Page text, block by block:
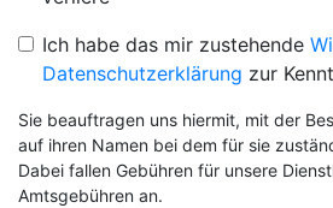
Ich habe das mir zustehende
Datenschutzerklärung zur
Sie beauftragen uns hiermit, mit der
auf ihren Namen bei dem für sie
Dabei fallen Gebühren für unsere
Amtsgebühren an.